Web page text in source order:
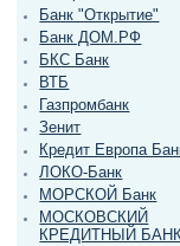
Банк "Открытие"
Банк ДОМ.РФ
БКС Банк
ВТБ
Газпромбанк
Зенит
Кредит Европа
ЛОКО-Банк
МОРСКОЙ Банк
МОСКОВСКИЙ
КРЕДИТНЫЙ